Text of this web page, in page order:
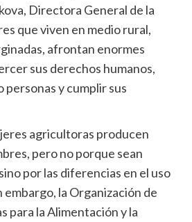
Directora General de la
que viven en medio rural,
afrontan enormes
sus derechos humanos,
personas y cumplir sus
agricultoras producen
pero no porque sean
por las diferencias en el uso
embargo, la Organización de
para la Alimentación y la